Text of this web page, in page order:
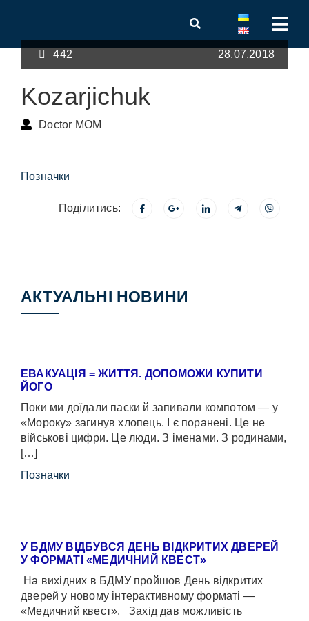
442 28.07.2018
Kozarjichuk
Doctor MOM
Позначки
Поділитись:
АКТУАЛЬНІ НОВИНИ
ЕВАКУАЦІЯ = ЖИТТЯ. ДОПОМОЖИ КУПИТИ
ЙОГО
Поки ми доїдали паски й запивали компотом — у
«Мороку» загинув хлопець. І є поранені. Це не
військові цифри. Це люди. З іменами. З родинами,
[…]
Позначки
У БДМУ ВІДБУВСЯ ДЕНЬ ВІДКРИТИХ ДВЕРЕЙ
У ФОРМАТІ «МЕДИЧНИЙ КВЕСТ»
На вихідних в БДМУ пройшов День відкритих
дверей у новому інтерактивному форматі —
«Медичний квест». Захід дав можливість